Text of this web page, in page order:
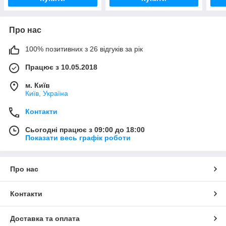
Про нас
100% позитивних з 26 відгуків за рік
Працює з 10.05.2018
м. Київ
Київ, Україна
Контакти
Сьогодні працює з 09:00 до 18:00
Показати весь графік роботи
Про нас
Контакти
Доставка та оплата